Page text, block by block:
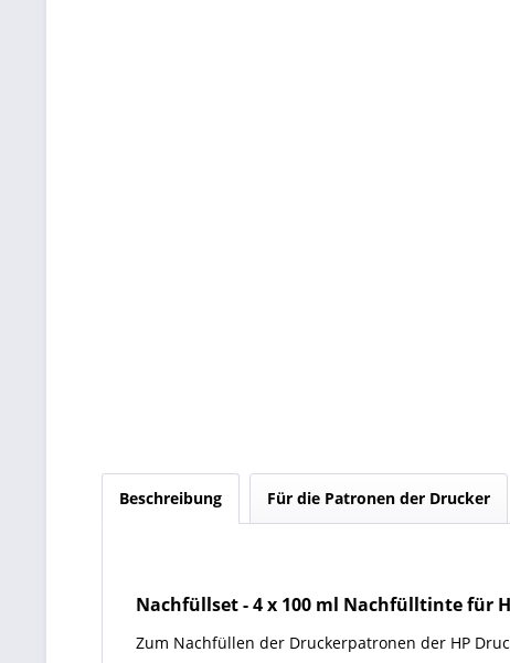
Beschreibung Für die Patronen der Drucker
Nachfüllset-4 x 100 ml Nachfülltinte für
Zum Nachfüllen der Druckerpatronen der HP